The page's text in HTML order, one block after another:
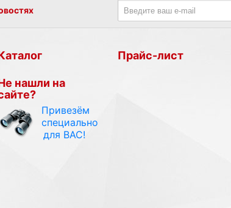
нашли на
Привезём
специально
для ВАС!
Прайс-лист